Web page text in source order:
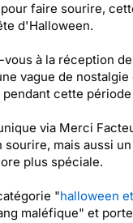
faire sourire,
d'Halloween.
à la réception
vague de nostalgie
cette
via Merci
mais aussi
plus spéciale.
"halloween
maléfique" et